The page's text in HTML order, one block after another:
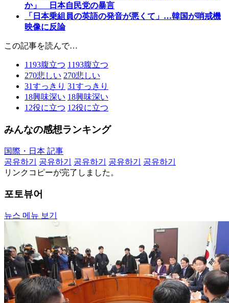
か」 日本自民党の暴言
「日本乗組員の英語の発音が悪くて」…韓国が哨戒機
映像に反論
この記事を読んで…
1193腹立つ 1193腹立つ
270悲しい 270悲しい
31すっきり 31すっきり
18興味深い 18興味深い
12役に立つ 12役に立つ
みんなの感想ランキング
国際・日本 記事
공유하기
공유하기 공유하기 공유하기
공유하기
リンクコピーが完了しました。
포토뷰어
뉴스 메뉴 보기